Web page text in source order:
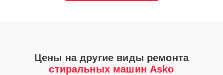
Цены на другие виды ремонта
стиральных машин Asko